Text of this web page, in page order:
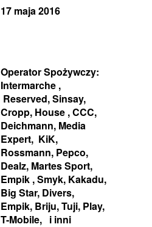
17 maja 2016
Operator Spożywczy:
Intermarche ,
Reserved, Sinsay,
Cropp, House , CCC,
Deichmann, Media
Expert, KiK,
Rossmann, Pepco,
Dealz, Martes Sport,
Empik , Smyk, Kakadu,
Big Star, Divers,
Empik, Briju, Tuji, Play,
T-Mobile, i inni